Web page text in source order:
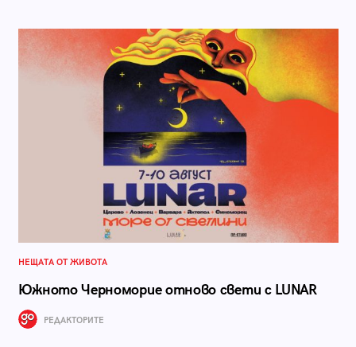
НЕЩАТА ОТ ЖИВОТА
Южното Черноморие отново свети с LUNAR
РЕДАКТОРИТЕ